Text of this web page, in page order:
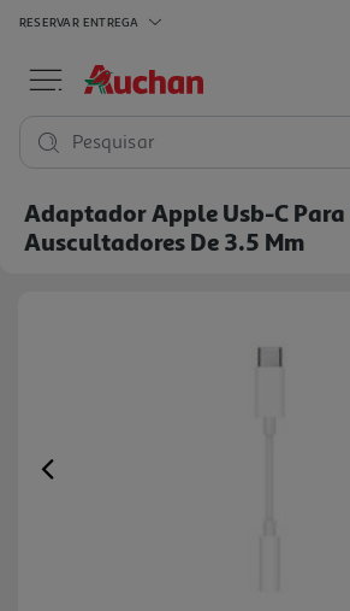
RESERVAR ENTREGA
Pesquisar
Adaptador Apple Usb-C Para
Auscultadores De 3.5 Mm
Previous